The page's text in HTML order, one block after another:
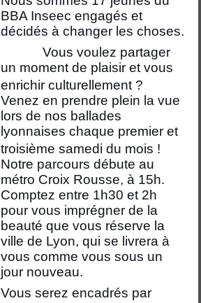
BBA Inseec engagés et
décidés à changer les choses.
Vous voulez partager
un moment de plaisir et vous
enrichir culturellement ?
Venez en prendre plein la vue
lors de nos ballades
lyonnaises chaque premier et
troisième samedi du mois !
Notre parcours débute au
métro Croix Rousse, à 15h.
Comptez entre 1h30 et 2h
pour vous imprégner de la
beauté que vous réserve la
ville de Lyon, qui se livrera à
vous comme vous sous un
jour nouveau.
Vous serez encadrés par